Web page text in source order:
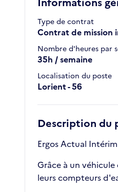
Type de contrat
Contrat de mission
Nombre d'heures par
35h / semaine
Localisation du poste
Lorient - 56
Description du
Ergos Actual
Grâce à un
leurs compteurs